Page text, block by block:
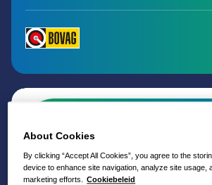
About Cookies
By clicking “Accept All Cookies”, you agree to the
device to enhance site navigation, analyze site usage,
marketing efforts. Cookiebeleid